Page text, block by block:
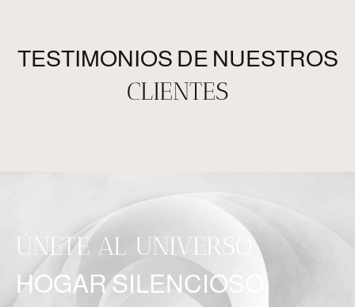
TESTIMONIOS DE NUESTROS
CLIENTES
ÚNETE AL UNIVERSO
HOGAR SILENCIOSO